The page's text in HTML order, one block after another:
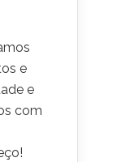
e
e
com